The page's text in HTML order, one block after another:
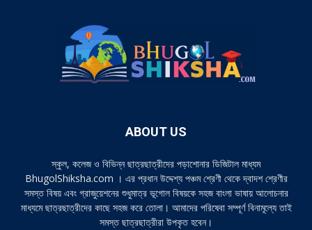
ABOUT US
স্কুল, কলেজ ও বিভিন্ন ছাত্রছাত্রীদের পড়াশোনার ডিজিটাল মাধ্যম
BhugolShiksha.com । এর প্রধান উদ্দেশ্য পঞ্চম শ্রেণী থেকে দ্বাদশ শ্রেণীর
সমস্ত বিষয় এবং গ্রাজুয়েশনের শুধুমাত্র ভূগোল বিষয়কে সহজ বাংলা ভাষায় আলোচনার
মাধ্যমে ছাত্রছাত্রীদের কাছে সহজ করে তোলা। আমাদের পরিষেবা সম্পূর্ণ বিনামূল্যে তাই
সমস্ত ছাত্রছাত্রীরা উপকৃত হবেন।